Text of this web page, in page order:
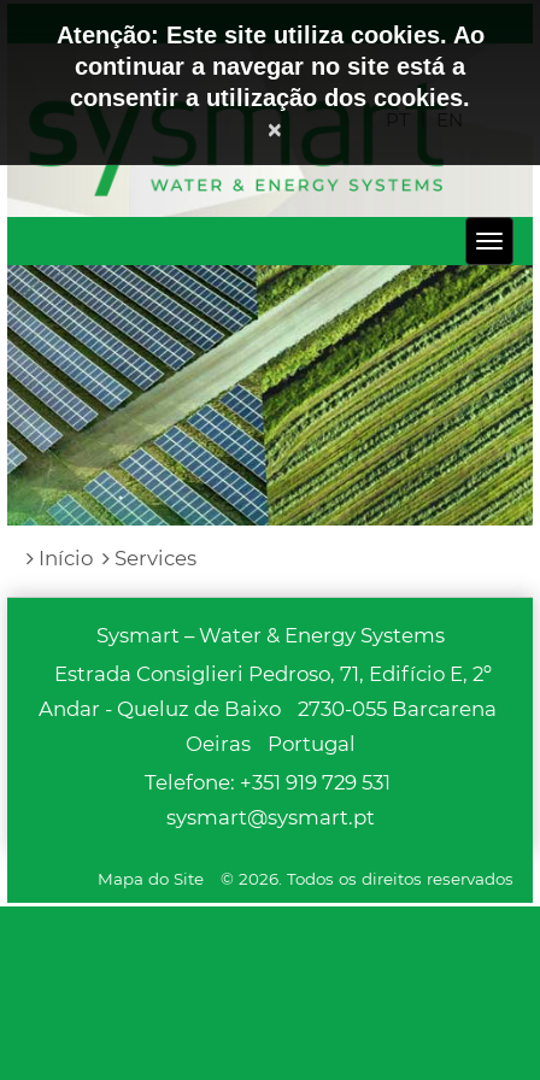
Início Services
Sysmart – Water & Energy Systems
Estrada Consiglieri Pedroso, 71, Edifício E, 2º
Andar - Queluz de Baixo
2730-055 Barcarena
Oeiras
Portugal
Telefone: +351 919 729 531
sysmart@sysmart.pt
Mapa do Site © 2026. Todos os direitos reservados
Atenção: Este site utiliza cookies. Ao
continuar a navegar no site está a
consentir a utilização dos cookies.
×